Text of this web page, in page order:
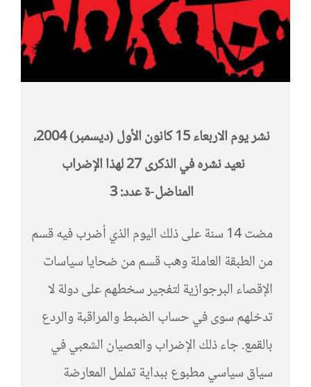
نشر يوم الاربعاء 15 كانون الأول (ديسمبر) 2004،
نعيد نشره في الذكرى 27 لهذا الإضراب
المناضل-ة عدد: 3
مضت 14 سنة على ذلك اليوم الذي أضرب فيه قسم
من الطبقة العاملة وهب قسم من ضحايا سياسات
الإقصاء البرجوازية لتفجير سخطهم على دولة لا
تدخلهم سوى في حساب الضبط والمراقبة والردع
بالقمع. جاء ذلك الإضراب والعصيان الشعبي في
سياق سياسي مطبوع ببداية تململ المعارضة